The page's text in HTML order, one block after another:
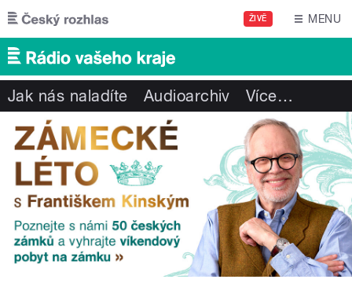
Přejít k hlavnímu obsahu
ŽIVĚ MENU
Jak nás naladíte Audioarchiv Více…